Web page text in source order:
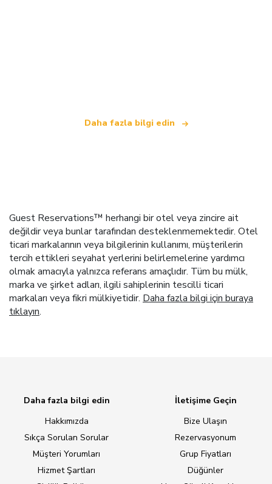
Daha fazla bilgi edin
Guest Reservations™ herhangi bir otel veya zincire ait
değildir veya bunlar tarafından desteklenmemektedir. Otel
ticari markalarının veya bilgilerinin kullanımı, müşterilerin
tercih ettikleri seyahat yerlerini belirlemelerine yardımcı
olmak amacıyla yalnızca referans amaçlıdır. Tüm bu mülk,
marka ve şirket adları, ilgili sahiplerinin tescilli ticari
markaları veya fikri mülkiyetidir. Daha fazla bilgi için buraya
tıklayın.
Daha fazla bilgi edin
Hakkımızda
Sıkça Sorulan Sorular
Müşteri Yorumları
Hizmet Şartları
İletişime Geçin
Bize Ulaşın
Rezervasyonum
Grup Fiyatları
Düğünler